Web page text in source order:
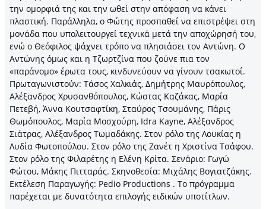
την ομορφιά της και την ωθεί στην απόφαση να κάνει
πλαστική. Παράλληλα, ο Φώτης προσπαθεί να επιστρέψει στη
μονάδα που υπολειτουργεί τεχνικά μετά την αποχώρησή του,
ενώ ο Θεόφιλος ψάχνει τρόπο να πλησιάσει τον Αντώνη. Ο
Αντώνης όμως και η Τζωρτζίνα που ζούνε πια τον
«παράνομο» έρωτα τους, κινδυνεύουν να γίνουν τσακωτοί.
Πρωταγωνιστούν: Τάσος Χαλκιάς, Δημήτρης Μαυρόπουλος,
Αλέξανδρος Χρυσανθόπουλος, Κώστας Καζάκας, Μαρία
Πετεβή, Άννα Κουτσαφτίκη, Σταύρος Τσουμάνης, Πάρις
Θωμόπουλος, Μαρία Μοσχούρη, Idra Kayne, Αλέξανδρος
Σιάτρας, Αλέξανδρος Τωμαδάκης. Στον ρόλο της Λουκίας η
Λυδία Φωτοπούλου. Στον ρόλο της Ζανέτ η Χριστίνα Τσάφου.
Στον ρόλο της Φιλαρέτης η Ελένη Κρίτα. Σενάριο: Γωγώ
Φώτου, Μάκης Πιτταράς. Σκηνοθεσία: Μιχάλης Βογιατζάκης.
Εκτέλεση Παραγωγής: Pedio Productions . Το πρόγραμμα
παρέχεται με δυνατότητα επιλογής ειδικών υποτίτλων.